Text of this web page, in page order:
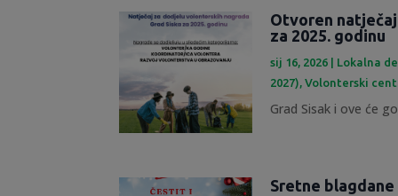
Otvoren
za 2025. godinu
sij 16, 2026 | Lokalna
2027) ,Volonterski
Grad Sisak i ove će
Sretne blagdane